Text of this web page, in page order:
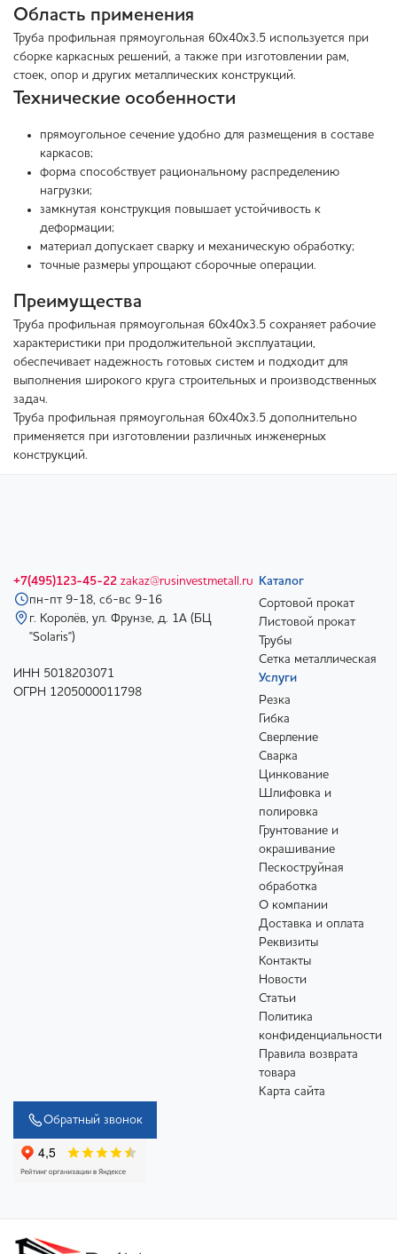
Область применения
Труба профильная прямоугольная 60х40х3.5 используется при
сборке каркасных решений, а также при изготовлении рам,
стоек, опор и других металлических конструкций.
Технические особенности
прямоугольное сечение удобно для размещения в составе
каркасов;
форма способствует рациональному распределению
нагрузки;
замкнутая конструкция повышает устойчивость к
деформации;
материал допускает сварку и механическую обработку;
точные размеры упрощают сборочные операции.
Преимущества
Труба профильная прямоугольная 60х40х3.5 сохраняет рабочие
характеристики при продолжительной эксплуатации,
обеспечивает надежность готовых систем и подходит для
выполнения широкого круга строительных и производственных
задач.
Труба профильная прямоугольная 60х40х3.5 дополнительно
применяется при изготовлении различных инженерных
конструкций.
+7(495)123-45-22 zakaz@rusinvestmetall.ru
пн-пт 9-18, сб-вс 9-16
г. Королёв, ул. Фрунзе, д. 1А (БЦ
"Solaris")
ИНН 5018203071
ОГРН 1205000011798
Каталог
Сортовой прокат
Листовой прокат
Трубы
Сетка металлическая
Услуги
Резка
Гибка
Сверление
Сварка
Цинкование
Шлифовка и
полировка
Грунтование и
окрашивание
Пескоструйная
обработка
О компании
Доставка и оплата
Реквизиты
Контакты
Новости
Статьи
Политика
конфиденциальности
Правила возврата
товара
Карта сайта
Обратный звонок